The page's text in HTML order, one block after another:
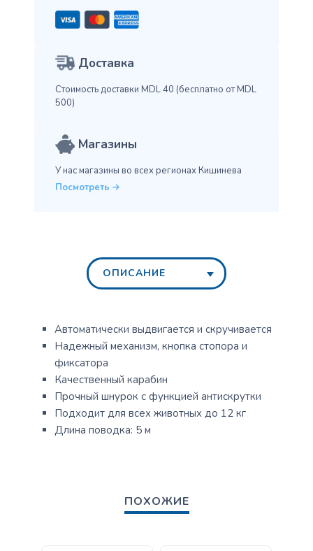
Доставка
Стоимость доставки MDL 40 (бесплатно от MDL
500)
Магазины
У нас магазины во всех регионах Кишинева
Посмотреть
ОПИСАНИЕ
Автоматически выдвигается и скручивается
Надежный механизм, кнопка стопора и
фиксатора
Качественный карабин
Прочный шнурок с функцией антискрутки
Подходит для всех животных до 12 кг
Длина поводка: 5 м
ПОХОЖИЕ